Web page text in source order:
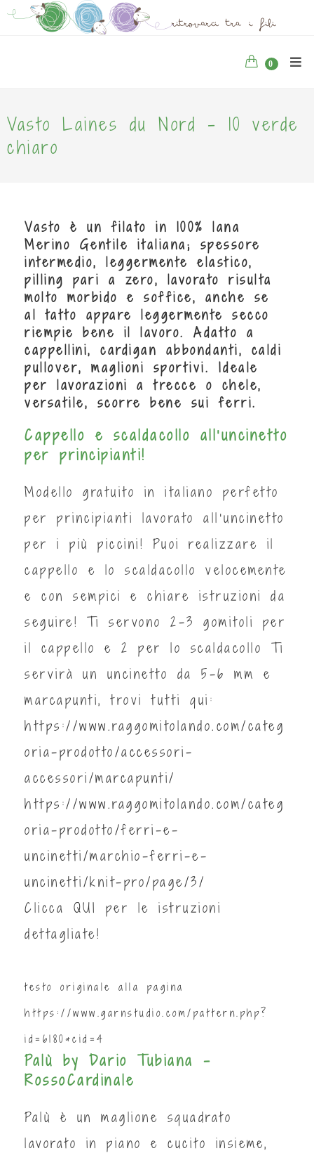
0
Vasto Laines du Nord - 10 verde
chiaro
Vasto è un filato in 100% lana
Merino Gentile italiana; spessore
intermedio, leggermente elastico,
pilling pari a zero, lavorato risulta
molto morbido e soffice, anche se
al tatto appare leggermente secco
riempie bene il lavoro. Adatto a
cappellini, cardigan abbondanti, caldi
pullover, maglioni sportivi. Ideale
per lavorazioni a trecce o chele,
versatile, scorre bene sui ferri.
Cappello e scaldacollo all'uncinetto
per principianti!
Modello gratuito in italiano perfetto
per principianti lavorato all'uncinetto
per i più piccini! Puoi realizzare il
cappello e lo scaldacollo velocemente
e con sempici e chiare istruzioni da
seguire! Ti servono 2-3 gomitoli per
il cappello e 2 per lo scaldacollo Ti
servirà un uncinetto da 5-6 mm e
marcapunti, trovi tutti qui:
https://www.raggomitolando.com/categ
oria-prodotto/accessori-
accessori/marcapunti/
https://www.raggomitolando.com/categ
oria-prodotto/ferri-e-
uncinetti/marchio-ferri-e-
uncinetti/knit-pro/page/3/
Clicca QUI
per le istruzioni
dettagliate!
testo originale alla pagina
https://www.garnstudio.com/pattern.php?
id=6180&cid=4
Palù by Dario Tubiana -
RossoCardinale
Palù è un maglione squadrato
lavorato in piano e cucito insieme,